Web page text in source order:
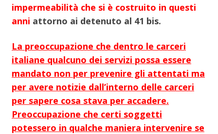
impermeabilità che si è costruito in questi
anni attorno ai detenuto al 41 bis.
La preoccupazione che dentro le carceri
italiane qualcuno dei servizi possa essere
mandato non per prevenire gli attentati ma
per avere notizie dall’interno delle carceri
per sapere cosa stava per accadere.
Preoccupazione che certi soggetti
potessero in qualche maniera intervenire se